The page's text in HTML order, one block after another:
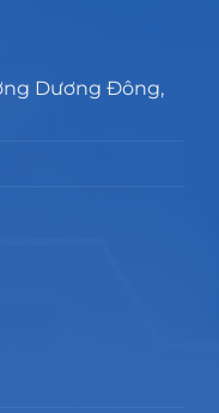
Dương Đông,